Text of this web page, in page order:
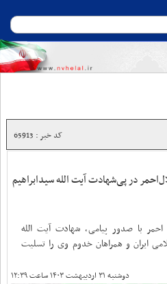
کد خبر : 65913
در پی‌شهادت آیت الله سیدابراهیم
با صدور پیامی، شهادت آیت الله
ایران و همراهان خدوم وی را تسلیت
دوشنبه ۳۱ اردیبهشت ۱۴۰۳ ساعت ۱۲:۳۹